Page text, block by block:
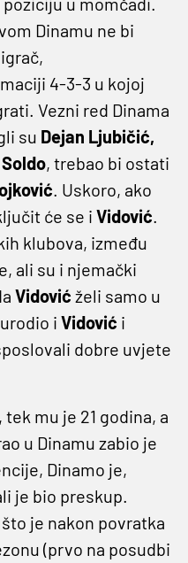
Dinamu ne bi
4-3-3 u kojoj
Vezni red Dinama
su Dejan Ljubičić,
, trebao bi ostati
. Uskoro, ako
će se i Vidović.
klubova, između
ali su i njemački
Vidović želi samo u
i Vidović i
dobre uvjete
mu je 21 godina, a
u Dinamu zabio je
Dinamo je,
je bio preskup.
je nakon povratka
(prvo na posudbi